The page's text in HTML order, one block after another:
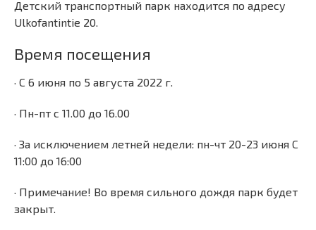
Детский транспортный парк находится по адресу
Ulkofantintie 20.
Время посещения
· С 6 июня по 5 августа 2022 г.
· Пн-пт с 11.00 до 16.00
· За исключением летней недели: пн-чт 20-23 июня С
11:00 до 16:00
· Примечание! Во время сильного дождя парк будет
закрыт.